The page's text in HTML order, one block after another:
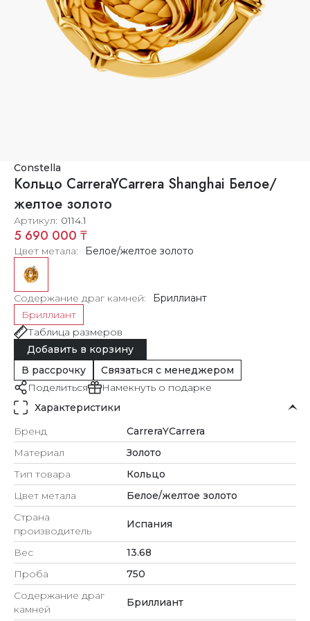
Constella
Кольцо CarreraYCarrera Shanghai Белое/
желтое золото
Артикул 0114.1
5 690 000 ₸
Цвет метала Белое/желтое золото
Содержание драг камней
Бриллиант
Бриллиант
Таблица размеров
Добавить в корзину
В рассрочку
Связаться с менеджером
Поделиться
Намекнуть о подарке
Характеристики
Бренд
CarreraYCarrera
Материал
Золото
Тип товара
Кольцо
Цвет метала
Белое/желтое золото
Страна
производитель
Испания
Вес
13.68
Проба
750
Содержание драг
камней
Бриллиант